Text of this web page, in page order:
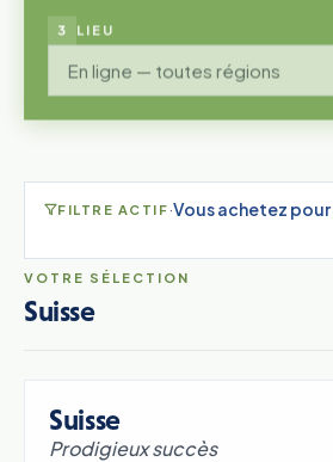
3 LIEU
FILTRE ACTIF·Vous achetez pour
VOTRE SÉLECTION
Suisse
Suisse
Prodigieux succès